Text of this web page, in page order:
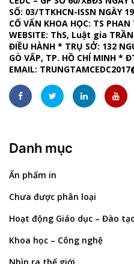
SỐ: 03/TTKHCN-ISSN NGÀY
CỐ VẤN KHOA HỌC: TS
WEBSITE: ThS, Luật gia TRẦN
ĐIỀU HÀNH * TRỤ SỞ: 132
GÒ VẤP, TP. HỒ CHÍ MINH *
EMAIL:
Danh mục
Ấn phẩm in
Chưa được phân loại
Hoạt động Giáo dục – Đào
Khoa học – Công nghệ